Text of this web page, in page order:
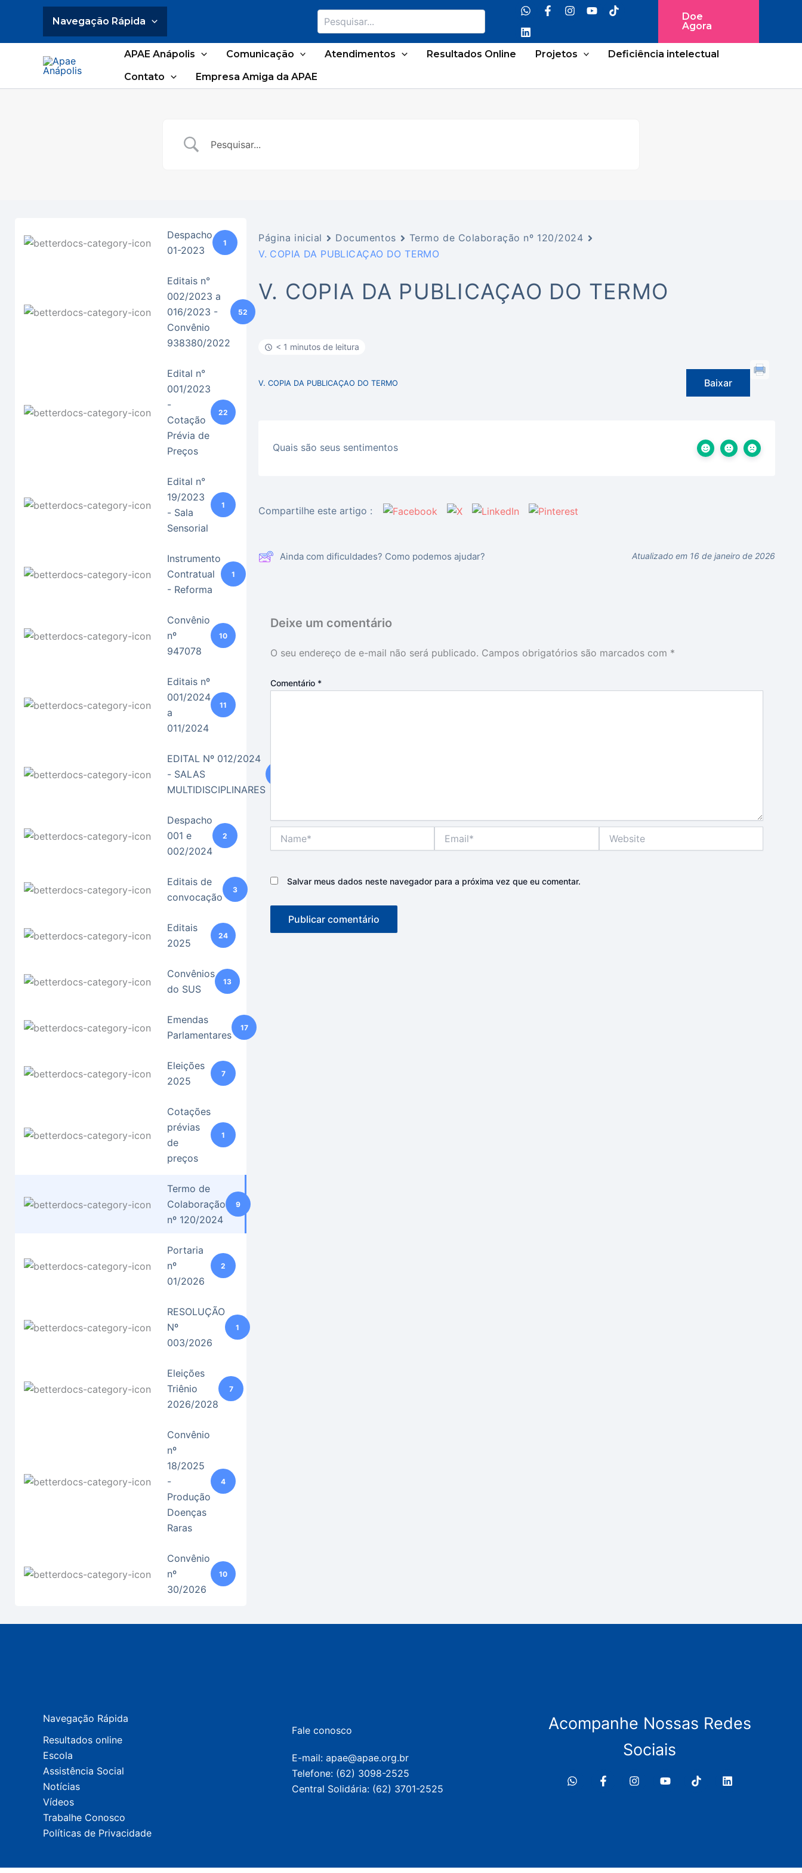
Navegação Rápida
Doe
Agora
APAE Anápolis Comunicação Atendimentos Resultados Online Projetos
Deficiência intelectual
Contato
Empresa Amiga da APAE
Despacho
01-2023
1
Editais n°
002/2023 a
016/2023 -
Convênio
938380/2022
52
Edital n°
001/2023
-
Cotação
Prévia de
Preços
22
Edital n°
19/2023
- Sala
Sensorial
1
Instrumento
Contratual
- Reforma
1
Convênio
nº
947078
10
Editais nº
001/2024
a
011/2024
11
EDITAL Nº 012/2024
- SALAS
MULTIDISCIPLINARES
Despacho
001 e
002/2024
2
Editais de
convocação
3
Editais
2025
24
Convênios
do SUS
13
Emendas
Parlamentares
17
Eleições
2025
7
Cotações
prévias
de
preços
1
Termo de
Colaboração
nº 120/2024
9
Portaria
nº
01/2026
2
RESOLUÇÃO
Nº
003/2026
1
Eleições
Triênio
2026/2028
7
Convênio
nº
18/2025
-
Produção
Doenças
Raras
4
Convênio
nº
30/2026
10
Página inicial Documentos
Termo de Colaboração nº 120/2024
V. COPIA DA PUBLICAÇAO DO TERMO
V. COPIA DA PUBLICAÇAO DO TERMO
< 1 minutos de leitura
V. COPIA DA PUBLICAÇAO DO TERMO Baixar
Quais são seus sentimentos
Compartilhe este artigo :
Ainda com dificuldades? Como podemos ajudar? Atualizado em 16 de janeiro de 2026
Deixe um comentário
O seu endereço de e-mail não será publicado. Campos obrigatórios são marcados com *
Comentário *
Salvar meus dados neste navegador para a próxima vez que eu comentar.
Navegação Rápida
Resultados online
Escola
Assistência Social
Notícias
Vídeos
Trabalhe Conosco
Políticas de Privacidade
Fale conosco
E-mail: apae@apae.org.br
Telefone: (62) 3098-2525
Central Solidária: (62) 3701-2525
Acompanhe Nossas Redes
Sociais